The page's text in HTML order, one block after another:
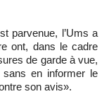
ont, dans le cadre
de garde à vue,
sans en informer le
son avis».